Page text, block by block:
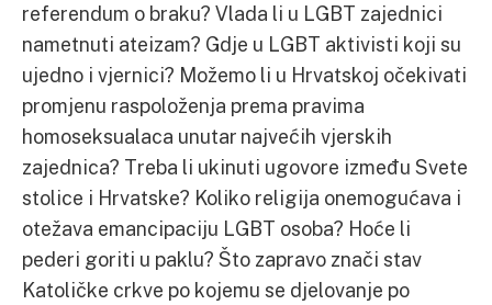
referendum o braku? Vlada li u LGBT zajednici
nametnuti ateizam? Gdje u LGBT aktivisti koji su
ujedno i vjernici? Možemo li u Hrvatskoj očekivati
promjenu raspoloženja prema pravima
homoseksualaca unutar najvećih vjerskih
zajednica? Treba li ukinuti ugovore između Svete
stolice i Hrvatske? Koliko religija onemogućava i
otežava emancipaciju LGBT osoba? Hoće li
pederi goriti u paklu? Što zapravo znači stav
Katoličke crkve po kojemu se djelovanje po